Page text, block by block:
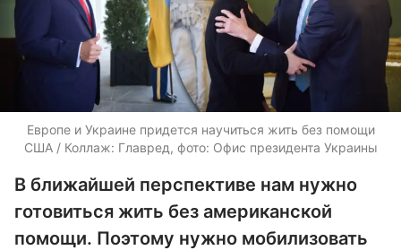
Европе и Украине придется научиться жить без помощи
США / Коллаж: Главред, фото: Офис президента Украины
В ближайшей перспективе нам нужно
готовиться жить без американской
помощи. Поэтому нужно мобилизовать